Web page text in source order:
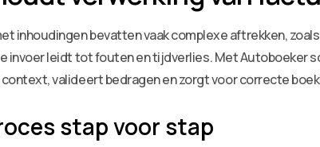
inhoudingen bevatten vaak complexe aftrekken,
invoer leidt tot fouten en tijdverlies. Met Autoboeker
valideert bedragen en zorgt voor correcte
stap voor stap